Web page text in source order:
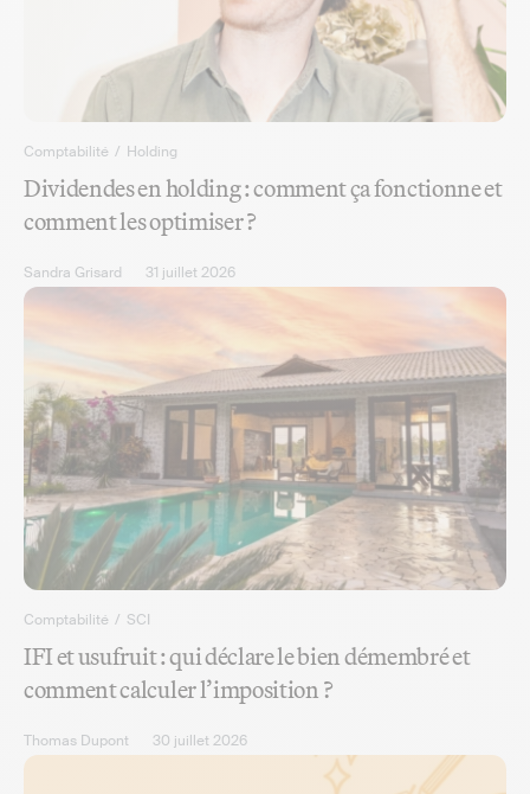
Comptabilité / Holding
Dividendes en holding : comment ça fonctionne et
comment les optimiser ?
Sandra Grisard 31 juillet 2026
Comptabilité / SCI
IFI et usufruit : qui déclare le bien démembré et
comment calculer l’imposition ?
Thomas Dupont 30 juillet 2026